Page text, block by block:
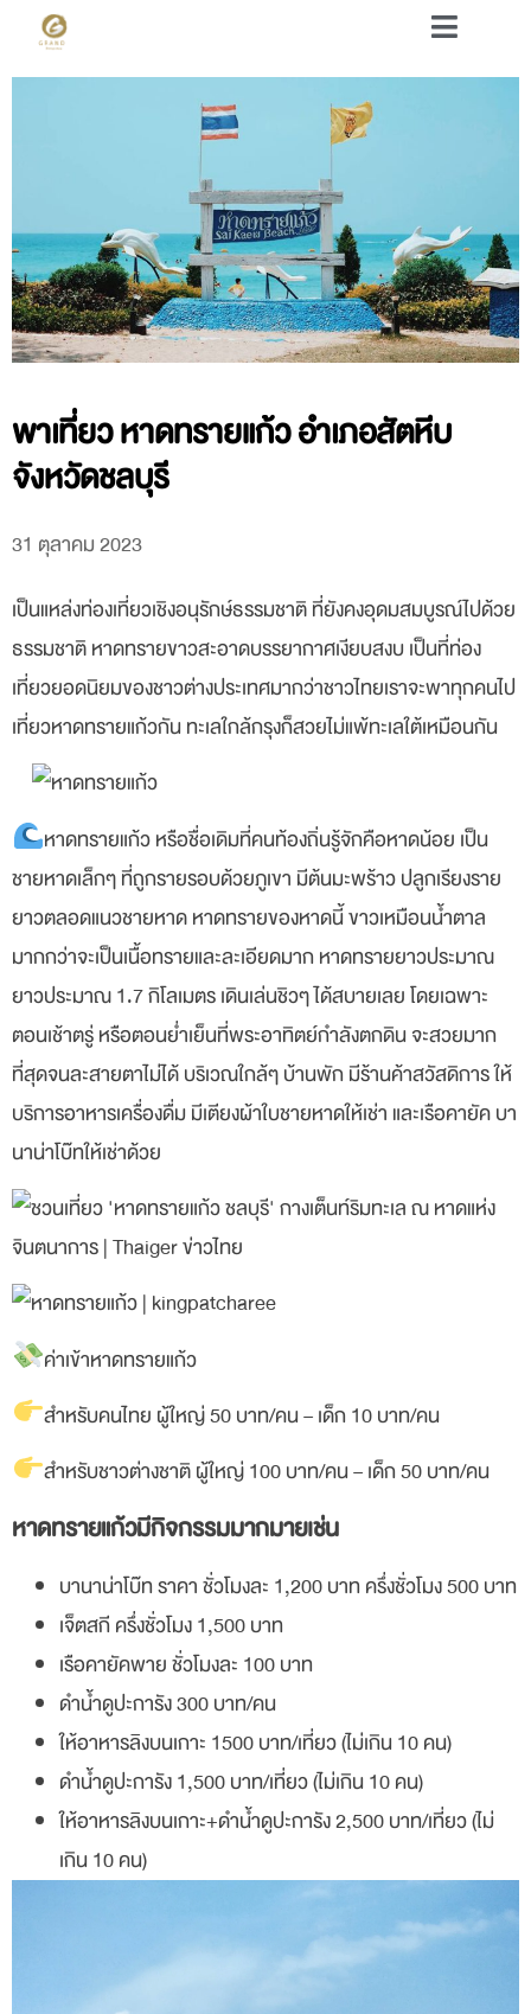
พาเที่ยว หาดทรายแก้ว อำเภอสัตหีบ
จังหวัดชลบุรี
31 ตุลาคม 2023
เป็นแหล่งท่องเที่ยวเชิงอนุรักษ์ธรรมชาติ ที่ยังคงอุดมสมบูรณ์ไปด้วย
ธรรมชาติ หาดทรายขาวสะอาดบรรยากาศเงียบสงบ เป็นที่ท่อง
เที่ยวยอดนิยมของชาวต่างประเทศมากว่าชาวไทยเราจะพาทุกคนไป
เที่ยวหาดทรายแก้วกัน ทะเลใกล้กรุงก็สวยไม่แพ้ทะเลใต้เหมือนกัน
หาดทรายแก้ว หรือชื่อเดิมที่คนท้องถิ่นรู้จักคือหาดน้อย เป็น
ชายหาดเล็กๆ ที่ถูกรายรอบด้วยภูเขา มีต้นมะพร้าว ปลูกเรียงราย
ยาวตลอดแนวชายหาด หาดทรายของหาดนี้ ขาวเหมือนน้ำตาล
มากกว่าจะเป็นเนื้อทรายและละเอียดมาก หาดทรายยาวประมาณ
ยาวประมาณ 1.7 กิโลเมตร เดินเล่นชิวๆ ได้สบายเลย โดยเฉพาะ
ตอนเช้าตรู่ หรือตอนย่ำเย็นที่พระอาทิตย์กำลังตกดิน จะสวยมาก
ที่สุดจนละสายตาไม่ได้ บริเวณใกล้ๆ บ้านพัก มีร้านค้าสวัสดิการ ให้
บริการอาหารเครื่องดื่ม มีเตียงผ้าใบชายหาดให้เช่า และเรือคายัค บา
นาน่าโบ๊ทให้เช่าด้วย
ค่าเข้าหาดทรายแก้ว
สำหรับคนไทย ผู้ใหญ่ 50 บาท/คน – เด็ก 10 บาท/คน
สำหรับชาวต่างชาติ ผู้ใหญ่ 100 บาท/คน – เด็ก 50 บาท/คน
หาดทรายแก้วมีกิจกรรมมากมายเช่น
บานาน่าโบ๊ท ราคา ชั่วโมงละ 1,200 บาท ครึ่งชั่วโมง 500 บาท
เจ็ตสกี ครึ่งชั่วโมง 1,500 บาท
เรือคายัคพาย ชั่วโมงละ 100 บาท
ดำน้ำดูปะการัง 300 บาท/คน
ให้อาหารลิงบนเกาะ 1500 บาท/เที่ยว (ไม่เกิน 10 คน)
ดำน้ำดูปะการัง 1,500 บาท/เที่ยว (ไม่เกิน 10 คน)
ให้อาหารลิงบนเกาะ+ดำน้ำดูปะการัง 2,500 บาท/เที่ยว (ไม่
เกิน 10 คน)